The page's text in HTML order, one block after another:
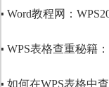
▪ Word教程网：
▪ WPS表格查重秘籍
▪ 如何在WPS表格中